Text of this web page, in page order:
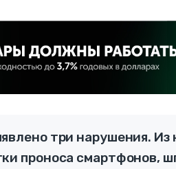
три нарушения.
проноса смартфонов,